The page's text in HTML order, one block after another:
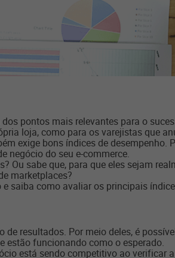
pontos mais relevantes para o
loja, como para os varejistas que
exige bons índices de desempenho.
negócio do seu e-commerce.
Ou sabe que, para que eles sejam
marketplaces?
e saiba como avaliar os principais
resultados. Por meio deles, é
estão funcionando como o esperado.
está sendo competitivo ao verificar